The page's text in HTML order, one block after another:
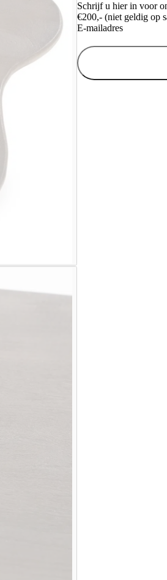
Schrijf u hier in voor
€200,- (niet geldig op
E-mailadres